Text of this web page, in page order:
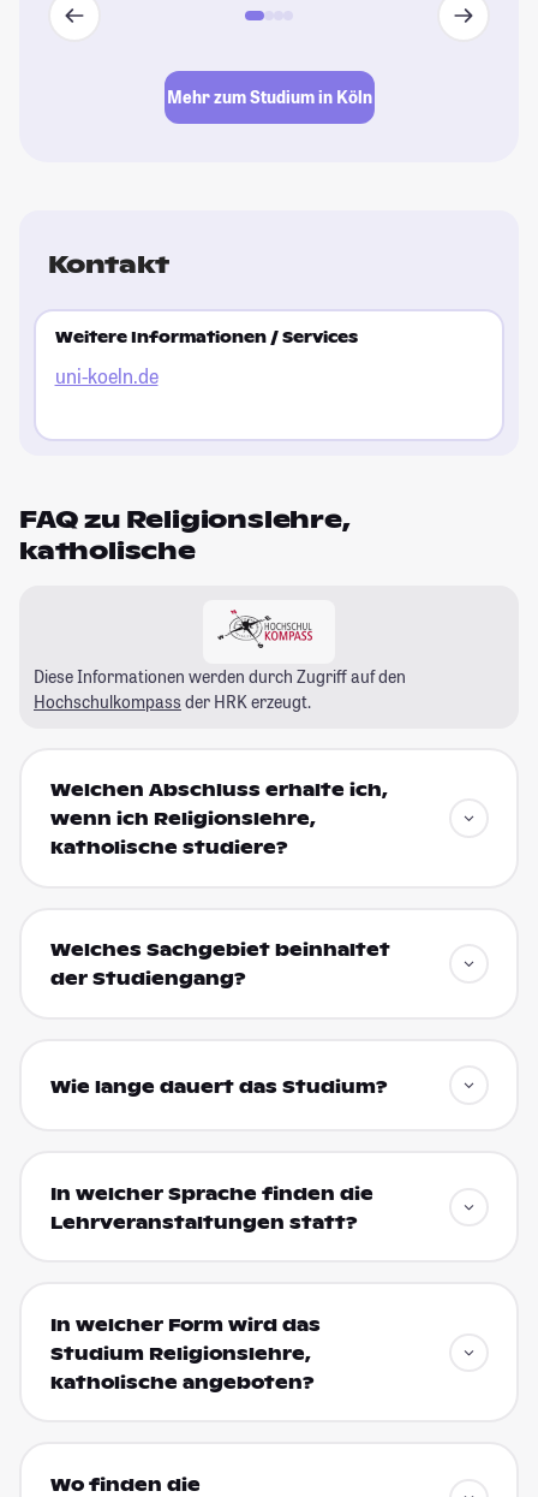
Mehr zum Studium in Köln
Kontakt
Weitere Informationen / Services
uni-koeln.de
FAQ zu Religionslehre,
katholische
Diese Informationen werden durch Zugriff auf den
Hochschulkompass der HRK erzeugt.
Welchen Abschluss erhalte ich,
wenn ich Religionslehre,
katholische studiere?
Welches Sachgebiet beinhaltet
der Studiengang?
Wie lange dauert das Studium?
In welcher Sprache finden die
Lehrveranstaltungen statt?
In welcher Form wird das
Studium Religionslehre,
katholische angeboten?
Wo finden die